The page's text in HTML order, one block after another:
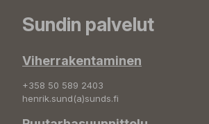
Sundin palvelut
Viherrakentaminen
+358 50 589 2403
henrik.sund(a)sunds.fi